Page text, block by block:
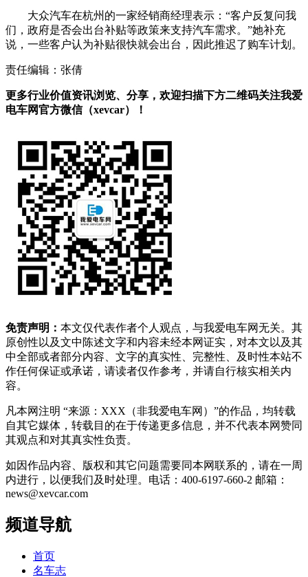
大众汽车在杭州的一家经销商经理表示：“客户反复问我
们，政府是否会出台补贴等政策来支持汽车需求。”她补充
说，一些客户认为补贴很快就会出台，因此推迟了购车计划。
责任编辑：张倩
更多行业价值资讯浏览、分享，欢迎扫描下方二维码关注我爱
电车网官方微信（xevcar）！
免责声明： 本文仅代表作者个人观点，与我爱电车网无关。其
原创性以及文中陈述文字和内容未经本网证实，对本文以及其
中全部或者部分内容、文字的真实性、完整性、及时性本站不
作任何保证或承诺，请读者仅作参考，并请自行核实相关内
容。
凡本网注明 “来源：XXX（非我爱电车网）”的作品，均转载
自其它媒体，转载目的在于传递更多信息，并不代表本网赞同
其观点和对其真实性负责。
如因作品内容、版权和其它问题需要同本网联系的，请在一周
内进行，以便我们及时处理。电话：400-6197-660-2 邮箱：
news@xevcar.com
频道导航
首页
名车志